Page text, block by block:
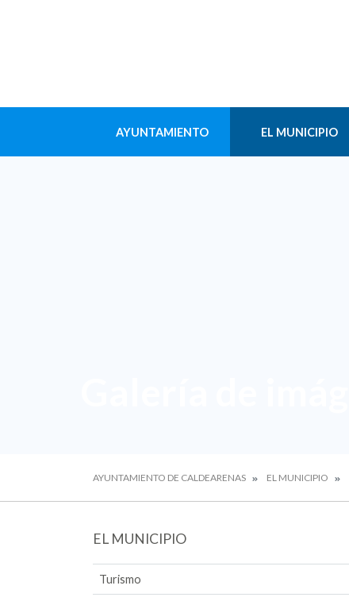
AYUNTAMIENTO EL MUNICIPIO
AYUNTAMIENTO DE CALDEARENAS EL MUNICIPIO
EL MUNICIPIO
Turismo